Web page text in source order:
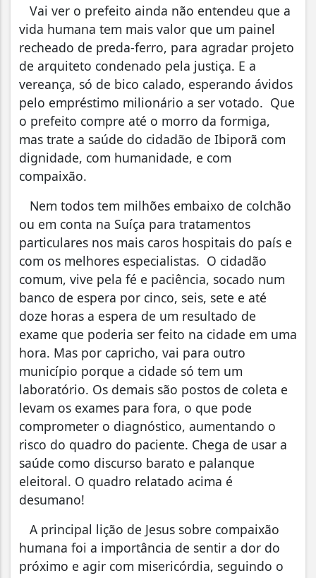
Vai ver o prefeito ainda não entendeu que a
vida humana tem mais valor que um painel
recheado de preda-ferro, para agradar projeto
de arquiteto condenado pela justiça. E a
vereança, só de bico calado, esperando ávidos
pelo empréstimo milionário a ser votado. Que
o prefeito compre até o morro da formiga,
mas trate a saúde do cidadão de Ibiporã com
dignidade, com humanidade, e com
compaixão.
Nem todos tem milhões embaixo de colchão
ou em conta na Suíça para tratamentos
particulares nos mais caros hospitais do país e
com os melhores especialistas. O cidadão
comum, vive pela fé e paciência, socado num
banco de espera por cinco, seis, sete e até
doze horas a espera de um resultado de
exame que poderia ser feito na cidade em uma
hora. Mas por capricho, vai para outro
município porque a cidade só tem um
laboratório. Os demais são postos de coleta e
levam os exames para fora, o que pode
comprometer o diagnóstico, aumentando o
risco do quadro do paciente. Chega de usar a
saúde como discurso barato e palanque
eleitoral. O quadro relatado acima é
desumano!
A principal lição de Jesus sobre compaixão
humana foi a importância de sentir a dor do
próximo e agir com misericórdia, seguindo o